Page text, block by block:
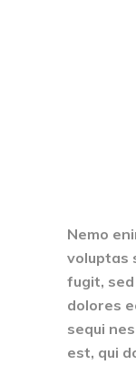
Nemo
voluptas
fugit,
dolores
sequi
est, qui